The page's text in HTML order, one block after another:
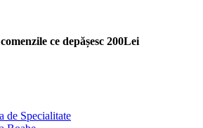
ce depășesc 200Lei
de Specialitate